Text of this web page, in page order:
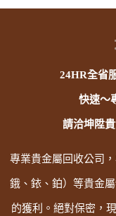
24HR全省
快速～
請洽坤陞
專業貴金屬回收公司
鋨、銥、鉑）等貴金
的獲利。絕對保密，